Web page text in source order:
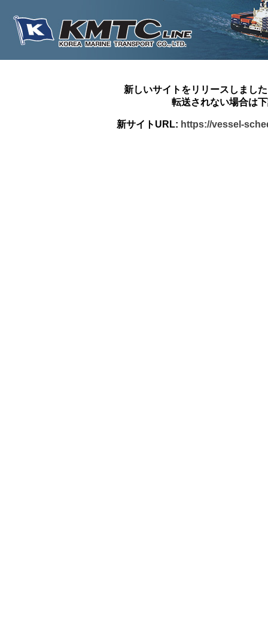
新しいサイトをリリースしまし
転送されない場合は
新サイトURL: https://vessel-